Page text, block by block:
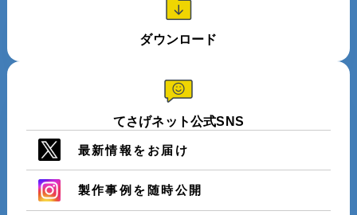
ダウンロード
てさげネット公式SNS
最新情報をお届け
製作事例を随時公開